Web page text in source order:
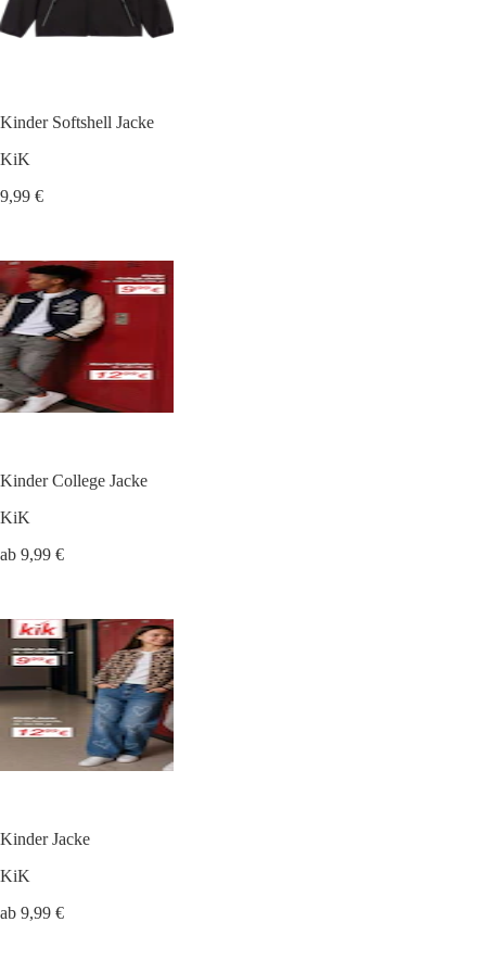
Kinder Softshell Jacke
KiK
9,99 €
Kinder College Jacke
KiK
ab 9,99 €
Kinder Jacke
KiK
ab 9,99 €